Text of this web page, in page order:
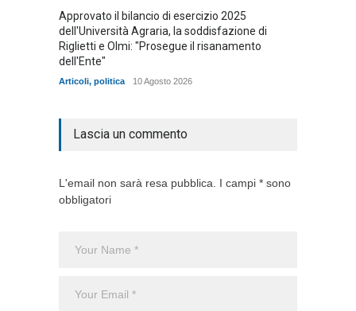
Approvato il bilancio di esercizio 2025
dell'Università Agraria, la soddisfazione di
Riglietti e Olmi: "Prosegue il risanamento
dell'Ente"
Articoli, politica 10 Agosto 2026
Lascia un commento
L'email non sarà resa pubblica. I campi * sono
obbligatori